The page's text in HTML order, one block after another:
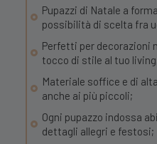
Pupazzi di Natale a
possibilità di scelta fra
Perfetti per decorazioni
tocco di stile al tuo
Materiale soffice e di
anche ai più piccoli;
Ogni pupazzo indossa
dettagli allegri e festosi;